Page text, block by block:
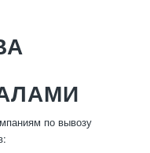
по вывозу